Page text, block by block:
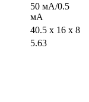
50 мА/0.5
мА
40.5 х 16 х 8
5.63